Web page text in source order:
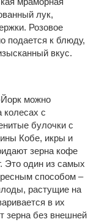
лук,
Розовое
подается к блюду,
вкус.
Йорк можно
колесах с
булочки с
Кобе, икры и
зерна кофе
Это один из самых
способом –
растущие на
в их
зерна без внешней